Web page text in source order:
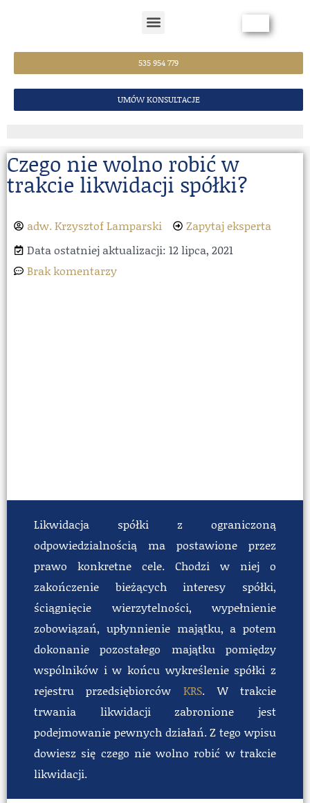
535 954 779
UMÓW KONSULTACJE
Czego nie wolno robić w
trakcie likwidacji spółki?
adw. Krzysztof Lamparski
Zapytaj eksperta
Data ostatniej aktualizacji: 12 lipca, 2021
Brak komentarzy
Likwidacja spółki z ograniczoną
odpowiedzialnością ma postawione przez
prawo konkretne cele. Chodzi w niej o
zakończenie bieżących interesy spółki,
ściągnięcie wierzytelności, wypełnienie
zobowiązań, upłynnienie majątku, a potem
dokonanie pozostałego majątku pomiędzy
wspólników i w końcu wykreślenie spółki z
rejestru przedsiębiorców KRS. W trakcie
trwania likwidacji zabronione jest
podejmowanie pewnych działań. Z tego wpisu
dowiesz się czego nie wolno robić w trakcie
likwidacji.